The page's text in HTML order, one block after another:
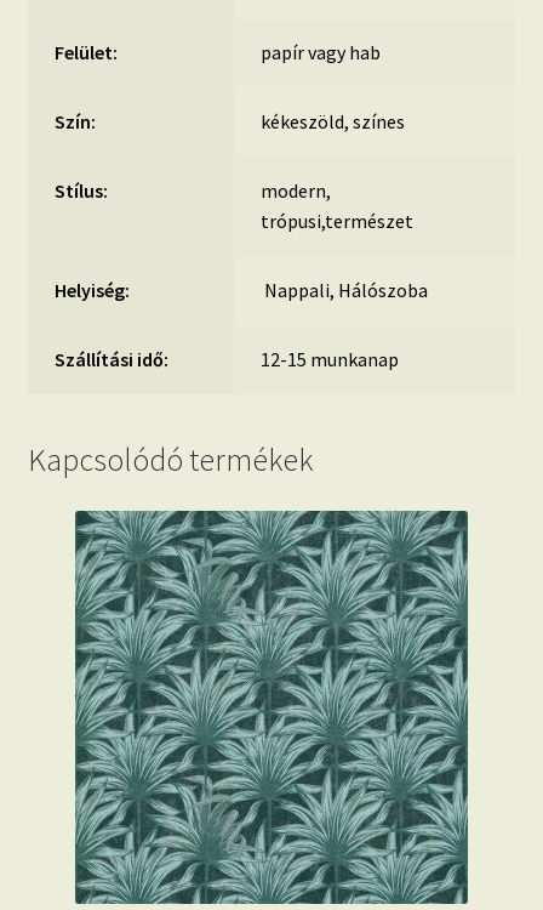
Felület: papír vagy hab
Szín: kékeszöld, színes
Stílus:
modern,
trópusi,természet
Helyiség: Nappali, Hálószoba
Szállítási idő: 12-15 munkanap
Kapcsolódó termékek